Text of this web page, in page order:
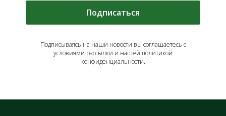
Подписаться
Подписываясь на наши новости вы соглашаетесь с
условиями рассылки и нашей политикой
конфиденциальности.